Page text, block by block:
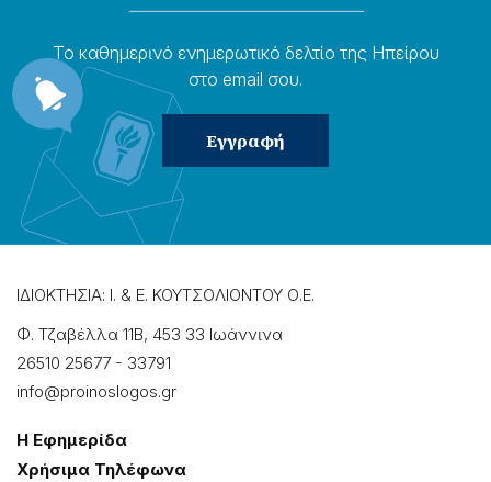
Το καθημερɩνό ενημερωτɩκό δελτίο της Ηπείρου
στο email σου.
ΙΔΙΟΚΤΗΣΙΑ: Ι. & Ε. ΚΟΥΤΣΟΛΙΟΝΤΟΥ Ο.Ε.
Φ. Τζαβέλλα 11Β, 453 33 Ιωάννɩνα
26510 25677 - 33791
info@proinoslogos.gr
Η Εφημερίδα
Χρήσɩμα Τηλέφωνα